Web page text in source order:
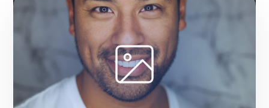
En Ponce, configuración técnica de etiquetas
y píxeles de seguimiento. Acelerando el éxito digital
de empresas en Ponce.
Solicitar servicio